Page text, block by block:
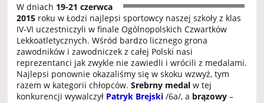
W dniach 19-21 czerwca
2015 roku w Łodzi najlepsi sportowcy naszej szkoły z klas
IV-VI uczestniczyli w finale Ogólnopolskich Czwartków
Lekkoatletycznych. Wśród bardzo licznego grona
zawodników i zawodniczek z całej Polski nasi
reprezentanci jak zwykle nie zawiedli i wrócili z medalami.
Najlepsi ponownie okazaliśmy się w skoku wzwyż, tym
razem w kategorii chłopców.Srebrny medal w tej
konkurencji wywalczył Patryk Brejski /6a/, a brązowy –